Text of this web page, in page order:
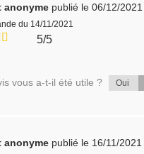
anonyme publié le 06/12/2021
du 14/11/2021
5/5
vous a-t-il été utile ? Oui
anonyme publié le 16/11/2021